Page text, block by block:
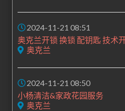
2024-11-21 08:51
奥克兰开锁 换锁 配钥匙 技术
奥克兰
2024-11-21 08:50
小杨清洁&家政花园服务
奥克兰